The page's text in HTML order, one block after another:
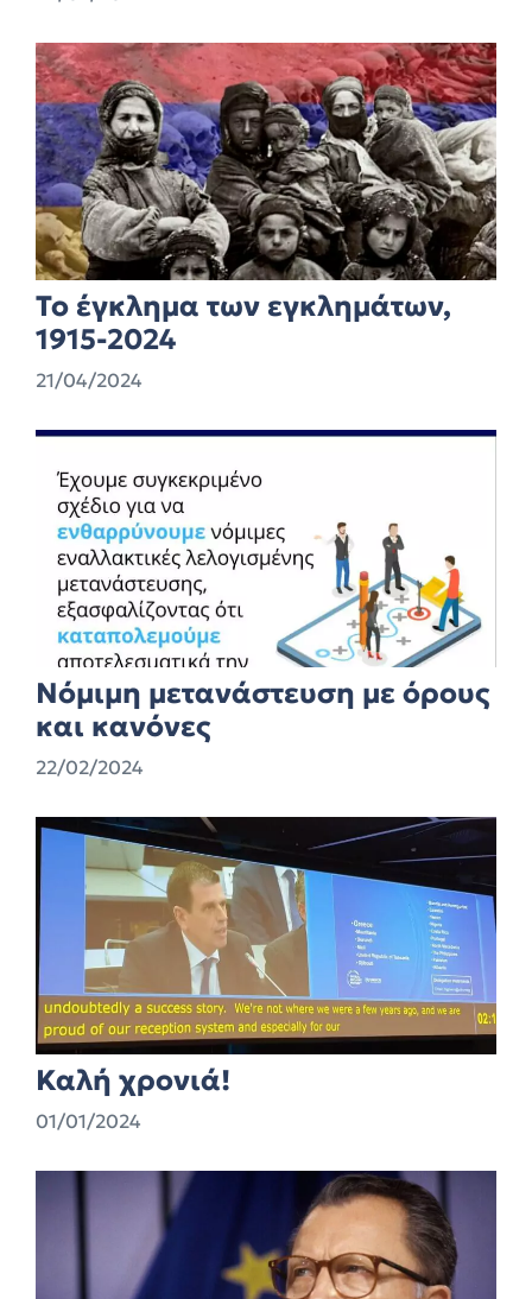
Το έγκλημα των εγκλημάτων,
1915-2024
21/04/2024
Νόμιμη μετανάστευση με όρους
και κανόνες
22/02/2024
Καλή χρονιά!
01/01/2024